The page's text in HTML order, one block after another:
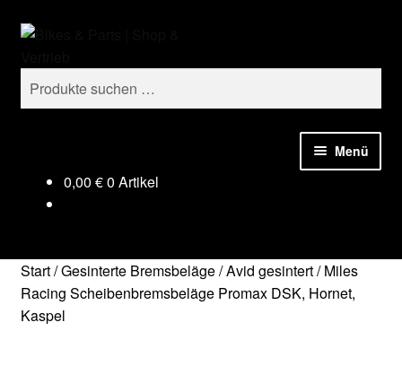
Zur
springen
Zum
springen
Suchen
nach:
Suchen
Menü
0,00 €0 Artikel
Start/Gesinterte Bremsbeläge/Avid gesintert/Miles
Racing Scheibenbremsbeläge Promax DSK, Hornet,
Kaspel